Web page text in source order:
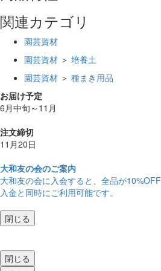
関連カテゴリ
園芸資材
園芸資材 ＞ 培養土
園芸資材 ＞ 種まき用品
お届け予定
6月中旬～11月
注文締切
11月20日
大和友の会のご案内
大和友の会に入会すると、 全品が10%OFF
入金と同時にご利用可能です。
閉じる
閉じる